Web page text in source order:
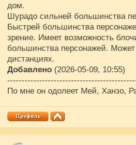
дом.
Шурадо сильней большинства
Быстрей большинства
зрение. Имеет возможность
большинства персонажей. Может
дистанциях.
Добавлено (2026-05-09, 10:55)
По мне он одолеет Мей, Ханзо,